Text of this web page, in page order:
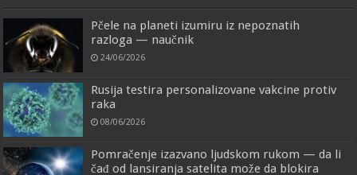
Pčele na planeti izumiru iz nepoznatih
razloga — naučnik
24/06/2026
Rusija testira personalizovane vakcine protiv
raka
08/06/2026
Pomračenje izazvano ljudskom rukom — da li
čađ od lansiranja satelita može da blokira